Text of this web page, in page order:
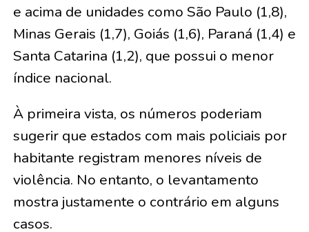
e acima de unidades como São Paulo (1,8),
Minas Gerais (1,7), Goiás (1,6), Paraná (1,4) e
Santa Catarina (1,2), que possui o menor
índice nacional.
À primeira vista, os números poderiam
sugerir que estados com mais policiais por
habitante registram menores níveis de
violência. No entanto, o levantamento
mostra justamente o contrário em alguns
casos.